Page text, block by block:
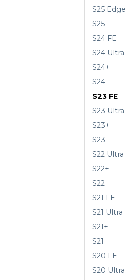
S25 Edge
S25
S24 FE
S24 Ultra
S24+
S24
S23 FE
S23 Ultra
S23+
S23
S22 Ultra
S22+
S22
S21 FE
S21 Ultra
S21+
S21
S20 FE
S20 Ultra